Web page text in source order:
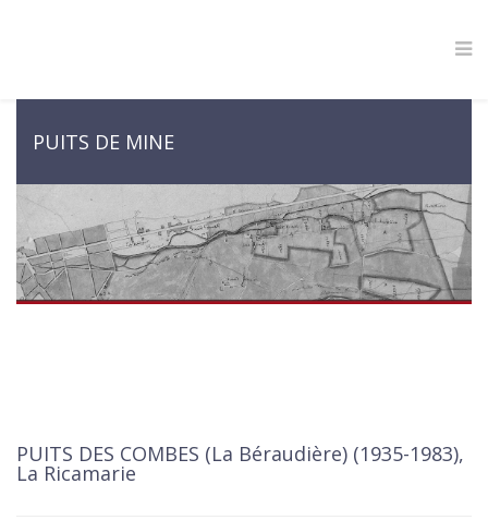
PUITS DE MINE
PUITS DES COMBES (La Béraudière) (1935-1983),
La Ricamarie